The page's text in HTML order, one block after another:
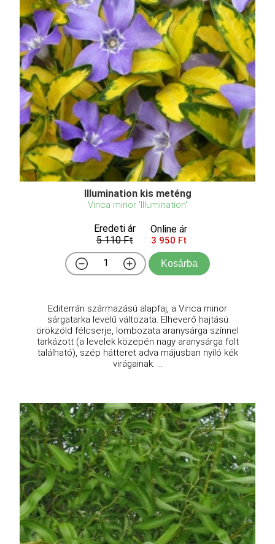
Illumination kis meténg
Vinca minor 'Illumination'
Eredeti ár
5 110 Ft
Online ár
3 950 Ft
Kosárba
Editerrán származású alapfaj, a Vinca minor
sárgatarka levelű változata. Elheverő hajtású
örökzöld félcserje, lombozata aranysárga színnel
tarkázott (a levelek közepén nagy aranysárga folt
található), szép hátteret adva májusban nyíló kék
virágainak. ...